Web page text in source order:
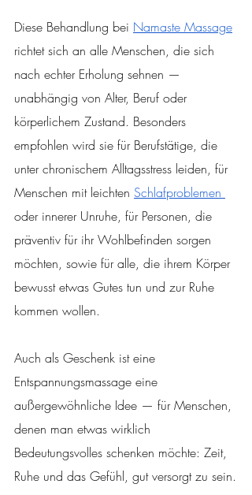
Diese Behandlung bei Namaste Massage
richtet sich an alle Menschen, die sich
nach echter Erholung sehnen —
unabhängig von Alter, Beruf oder
körperlichem Zustand. Besonders
empfohlen wird sie für Berufstätige, die
unter chronischem Alltagsstress leiden, für
Menschen mit leichten Schlafproblemen
oder innerer Unruhe, für Personen, die
präventiv für ihr Wohlbefinden sorgen
möchten, sowie für alle, die ihrem Körper
bewusst etwas Gutes tun und zur Ruhe
kommen wollen.
Auch als Geschenk ist eine
Entspannungsmassage eine
außergewöhnliche Idee — für Menschen,
denen man etwas wirklich
Bedeutungsvolles schenken möchte: Zeit,
Ruhe und das Gefühl, gut versorgt zu sein.